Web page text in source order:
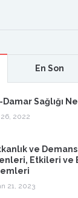
En Son
Damar Sağlığı
26, 2022
ve Demans
Etkileri ve
21, 2023